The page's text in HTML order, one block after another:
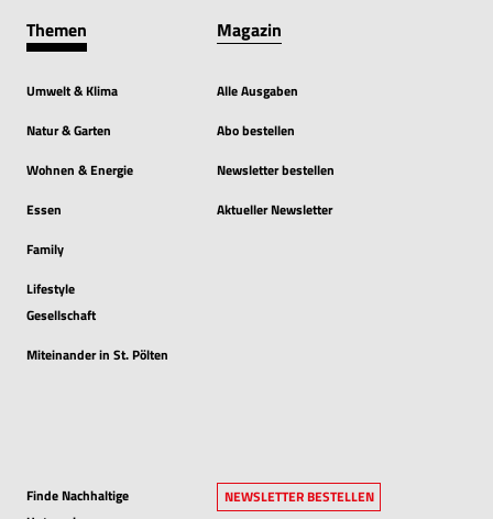
Themen
Umwelt & Klima
Natur & Garten
Wohnen & Energie
Essen
Family
Lifestyle
Gesellschaft
Miteinander in St. Pölten
Magazin
Alle Ausgaben
Abo bestellen
Newsletter bestellen
Aktueller Newsletter
Finde Nachhaltige
NEWSLETTER BESTELLEN